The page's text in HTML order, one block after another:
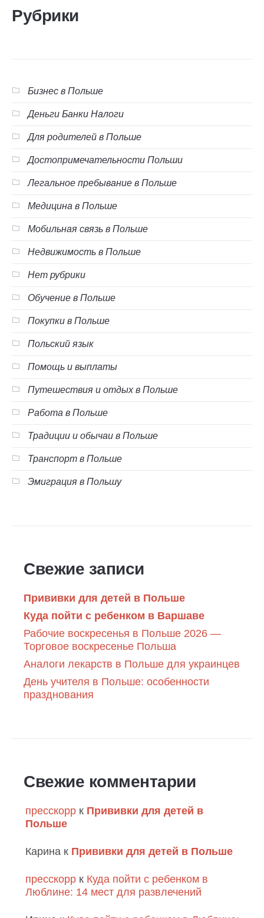
Рубрики
Бизнес в Польше
Деньги Банки Налоги
Для родителей в Польше
Достопримечательности Польши
Легальное пребывание в Польше
Медицина в Польше
Мобильная связь в Польше
Недвижимость в Польше
Нет рубрики
Обучение в Польше
Покупки в Польше
Польский язык
Помощь и выплаты
Путешествия и отдых в Польше
Работа в Польше
Традиции и обычаи в Польше
Транспорт в Польше
Эмиграция в Польшу
Свежие записи
Прививки для детей в Польше
Куда пойти с ребенком в Варшаве
Рабочие воскресенья в Польше 2026 —
Торговое воскресенье Польша
Аналоги лекарств в Польше для украинцев
День учителя в Польше: особенности
празднования
Свежие комментарии
пресскорр к Прививки для детей в
Польше
Карина к Прививки для детей в Польше
пресскорр к Куда пойти с ребенком в
Люблине: 14 мест для развлечений